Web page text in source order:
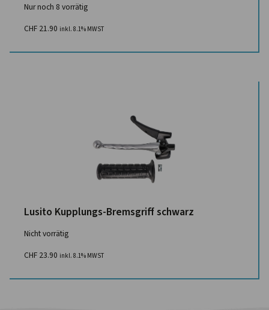
Nur noch 8 vorrätig
CHF 21.90 inkl. 8.1% MWST
Lusito Kupplungs-Bremsgriff schwarz
Nicht vorrätig
CHF 23.90 inkl. 8.1% MWST